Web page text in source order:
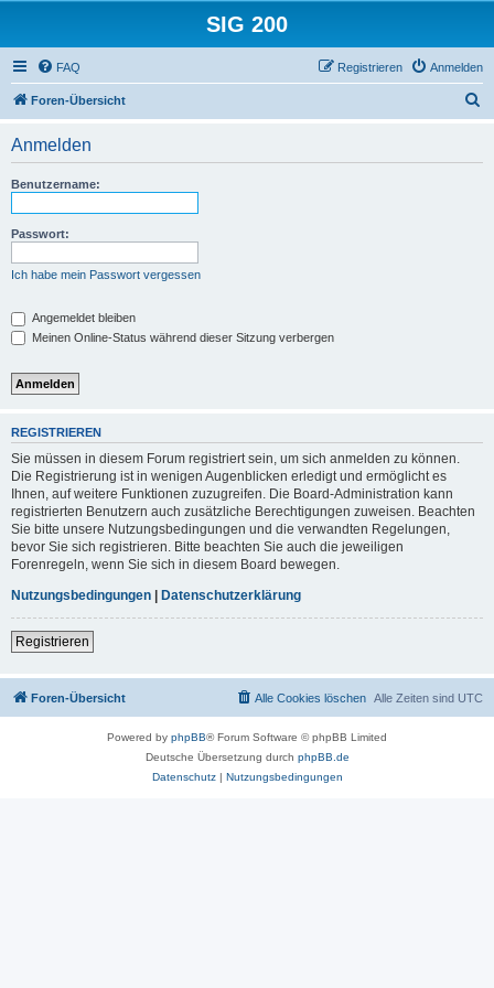
SIG 200
FAQ Anmelden
Registrieren
Foren-Übersicht
Anmelden
Benutzername:
Passwort:
Ich habe mein Passwort vergessen
Angemeldet bleiben
Meinen Online-Status während dieser Sitzung verbergen
REGISTRIEREN
Sie müssen in diesem Forum registriert sein, um sich anmelden zu können.
Die Registrierung ist in wenigen Augenblicken erledigt und ermöglicht es
Ihnen, auf weitere Funktionen zuzugreifen. Die Board-Administration kann
registrierten Benutzern auch zusätzliche Berechtigungen zuweisen. Beachten
Sie bitte unsere Nutzungsbedingungen und die verwandten Regelungen,
bevor Sie sich registrieren. Bitte beachten Sie auch die jeweiligen
Forenregeln, wenn Sie sich in diesem Board bewegen.
Nutzungsbedingungen | Datenschutzerklärung
Registrieren
Foren-Übersicht Alle Zeiten sind UTC
Alle Cookies löschen
Powered by phpBB® Forum Software © phpBB Limited
Deutsche Übersetzung durch phpBB.de
Datenschutz| Nutzungsbedingungen